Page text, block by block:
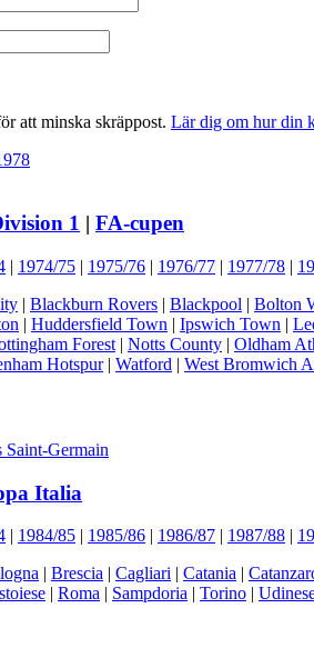
att minska skräppost. Lär dig om hur din
1 | FA-cupen
| 1974/75 | 1975/76 | 1976/77 | 1977/78 |
| Blackburn Rovers | Blackpool | Bolton
| Huddersfield Town | Ipswich Town |
Forest | Notts County | Oldham
Hotspur| Watford | West Bromwich
Saint-Germain
Italia
| 1984/85 | 1985/86 | 1986/87 | 1987/88 |
| Brescia | Cagliari | Catania |
| Roma | Sampdoria | Torino |